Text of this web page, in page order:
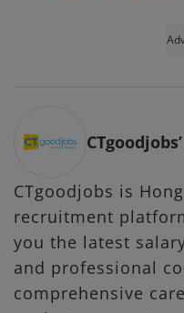
CTgoodjobs is
recruitment
you the latest
and professional
comprehensive